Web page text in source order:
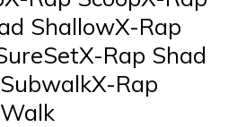
ShallowX-Rap
Rap Shad
Rap